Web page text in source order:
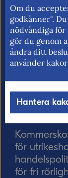
för
för fri
Om du
godkänner".
nödvändiga för
gör du genom
ändra ditt
använder
Hantera